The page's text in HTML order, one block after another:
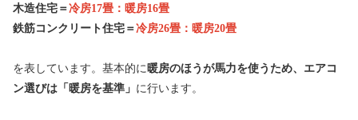
木造住宅＝冷房17畳：暖房16畳
鉄筋コンクリート住宅＝冷房26畳：暖房20畳
を表しています。基本的に 暖房のほうが馬力を使うため、エアコ
ン選びは「暖房を基準」 に行います。